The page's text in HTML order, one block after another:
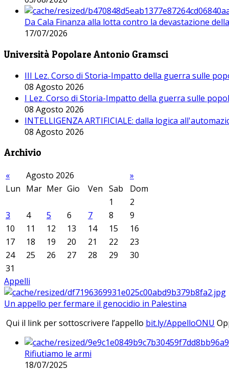
Da Cala Finanza alla lotta contro la devastazione
17/07/2026
Università Popolare Antonio Gramsci
III Lez. Corso di Storia-Impatto della guerra sulle
08 Agosto 2026
I Lez. Corso di Storia-Impatto della guerra sulle
08 Agosto 2026
INTELLIGENZA ARTIFICIALE: dalla logica
08 Agosto 2026
Archivio
« Agosto 2026
»
Lun Mar Mer Gio Ven Sab
Dom
1
2
3
4 5 6 7 8
9
10
11 12 13 14 15
16
17
18 19 20 21 22
23
24
25 26 27 28 29
30
31
Appelli
Un appello per fermare il genocidio in Palestina
Qui il link per sottoscrivere l’appello bit.ly/AppelloONU
Rifiutiamo le armi
18/07/2025